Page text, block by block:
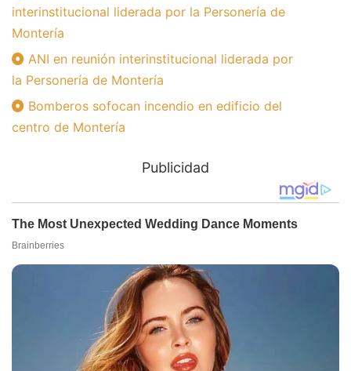
interinstitucional liderada por la Personería de
Montería
ANI en reunión interinstitucional liderada por
la Personería de Montería
Bomberos sofocan incendio en edificio del
centro de Montería
Publicidad